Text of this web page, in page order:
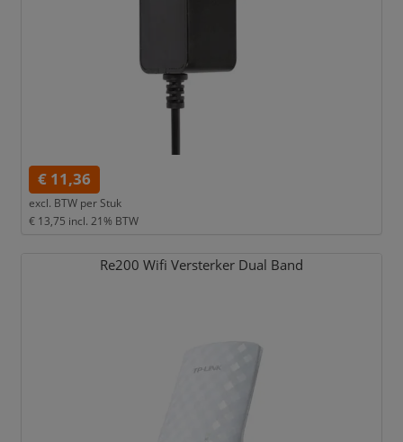
€ 11,36
excl. BTW per Stuk
€ 13,75 incl. 21% BTW
Re200 Wifi Versterker Dual Band